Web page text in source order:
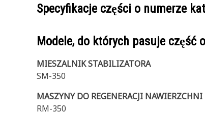
Specyfikacje części o numerze
Modele, do których pasuje część
MIESZALNIK STABILIZATORA
SM-350
MASZYNY DO REGENERACJI NAWIERZCHNI
RM-350